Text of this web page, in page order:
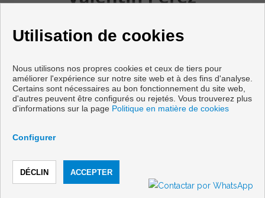
Appartements et maisons à vendre à Cabanas
Utilisation de cookies
Nous utilisons nos propres cookies et ceux de tiers pour
améliorer l'expérience sur notre site web et à des fins d'analyse.
Certains sont nécessaires au bon fonctionnement du site web,
d'autres peuvent être configurés ou rejetés. Vous trouverez plus
d'informations sur la page Politique en matière de cookies
Configurer